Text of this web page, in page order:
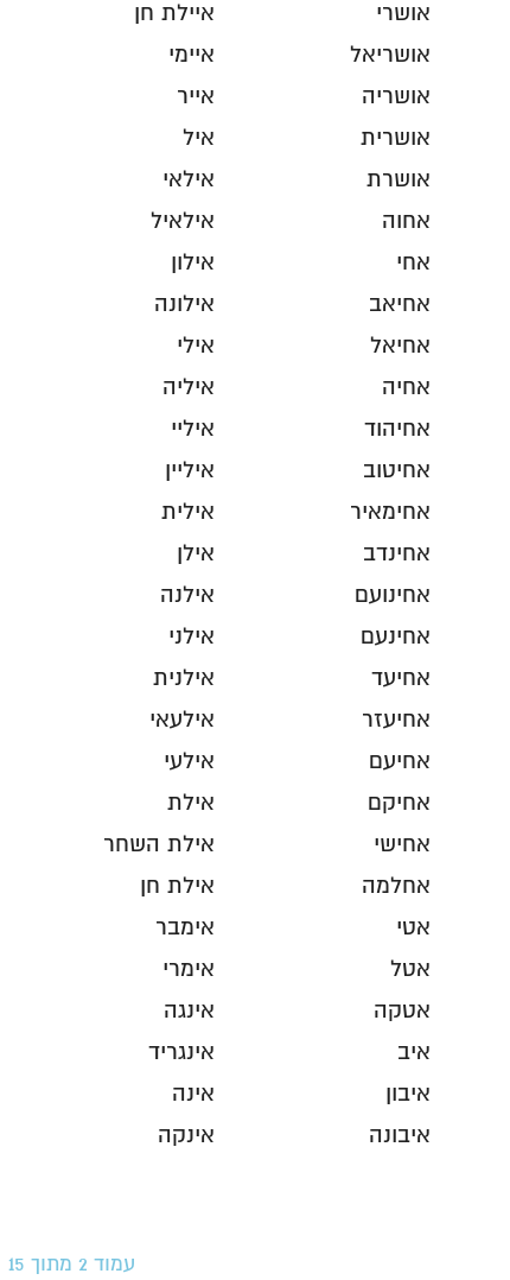
אושרי
אושריאל
אושריה
אושרית
אושרת
אחוה
אחי
אחיאב
אחיאל
אחיה
אחיהוד
אחיטוב
אחימאיר
אחינדב
אחינועם
אחינעם
אחיעד
אחיעזר
אחיעם
אחיקם
אחישי
אחלמה
אטי
אטל
אטקה
איב
איבון
איבונה
איילת חן
איימי
אייר
איל
אילאי
אילאיל
אילון
אילונה
אילי
איליה
איליי
איליין
אילית
אילן
אילנה
אילני
אילנית
אילעאי
אילעי
אילת
אילת השחר
אילת חן
אימבר
אימרי
אינגה
אינגריד
אינה
אינקה
עמוד 2 מתוך 15